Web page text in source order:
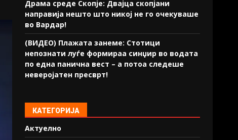
Драма среде Скопје: Двајца скопјани
направија нешто што никој не го очекуваше
во Вардар!
(ВИДЕО) Плажата занеме: Стотици
непознати луѓе формираа синџир во водата
по една панична вест – а потоа следеше
неверојатен пресврт!
КАТЕГОРИЈА
Актуелно